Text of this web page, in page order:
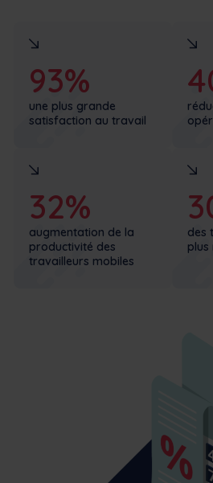
93%
une plus grande
satisfaction au travail
32%
augmentation de la
productivité des
travailleurs mobiles
des
plus